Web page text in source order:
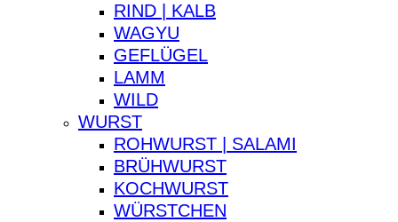
RIND | KALB
WAGYU
GEFLÜGEL
LAMM
WILD
WURST
ROHWURST | SALAMI
BRÜHWURST
KOCHWURST
WÜRSTCHEN